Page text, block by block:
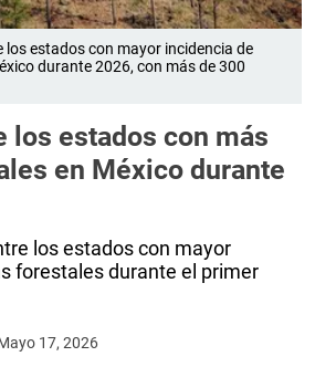
los estados con mayor incidencia de
durante 2026, con más de 300
los estados con más
en México durante
los estados con mayor
forestales durante el primer
17, 2026